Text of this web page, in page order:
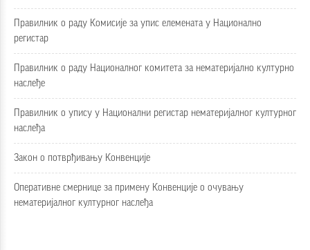
Правилник о раду Комисије за упис елемената у Национално
регистар
Правилник о раду Националног комитета за нематеријално културно
наслеђе
Правилник о упису у Национални регистар нематеријалног културног
наслеђа
Закон о потврђивању Конвенције
Оперативне смернице за примену Конвенције о очувању
нематеријалног културног наслеђа